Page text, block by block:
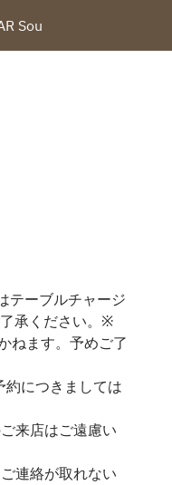
Sou
ーブルチャージ
承ください。※
ねます。予めご了
につきましては
来店はご遠慮い
連絡が取れない